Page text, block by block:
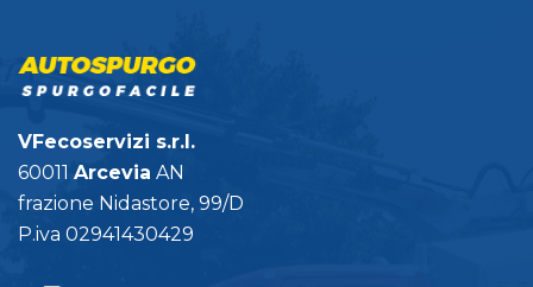
VFecoservizi s.r.l.
60011 Arcevia AN
frazione Nidastore, 99/D
P.iva 02941430429